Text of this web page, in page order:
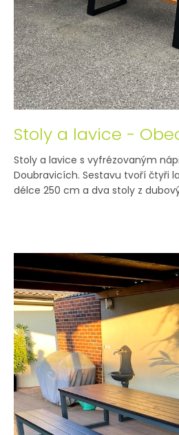
Stoly a lavice -
Stoly a lavice s vyfrézovaným
Doubravicích. Sestavu tvoří čtyři
délce 250 cm a dva stoly z